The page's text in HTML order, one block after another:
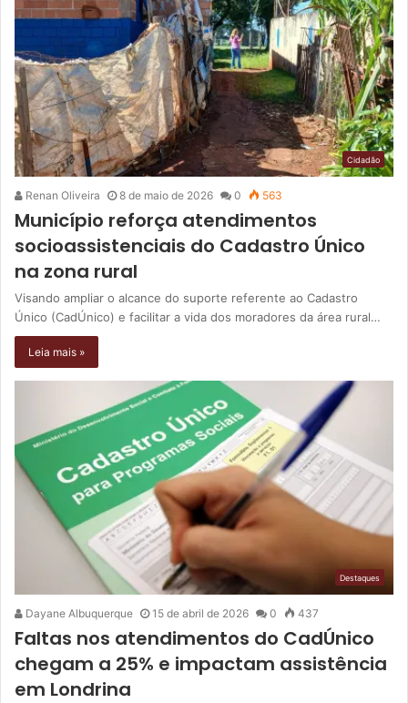
Cidadão
Renan Oliveira 8 de maio de 2026 0 563
Município reforça atendimentos
socioassistenciais do Cadastro Único
na zona rural
Visando ampliar o alcance do suporte referente ao Cadastro
Único (CadÚnico) e facilitar a vida dos moradores da área rural…
Leia mais »
Destaques
Dayane Albuquerque 15 de abril de 2026 0 437
Faltas nos atendimentos do CadÚnico
chegam a 25% e impactam assistência
em Londrina